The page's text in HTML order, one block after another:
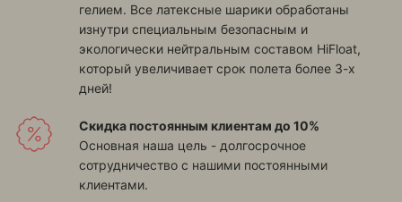
гелием. Все латексные шарики обработаны
изнутри специальным безопасным и
экологически нейтральным составом HiFloat,
который увеличивает срок полета более 3-х
дней!
Скидка постоянным клиентам до 10%
Основная наша цель - долгосрочное
сотрудничество с нашими постоянными
клиентами.